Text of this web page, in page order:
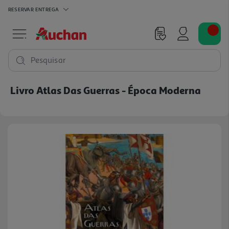
RESERVAR ENTREGA
Pesquisar
Livro Atlas Das Guerras - Época Moderna